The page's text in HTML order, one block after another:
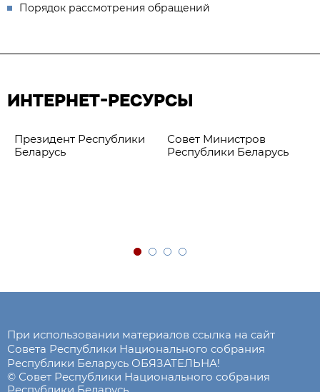
Порядок рассмотрения обращений
ИНТЕРНЕТ-РЕСУРСЫ
Президент Республики
Беларусь
Совет Министров
Республики Беларусь
При использовании материалов ссылка на сайт
Совета Республики Национального собрания
Республики Беларусь ОБЯЗАТЕЛЬНА!
© Совет Республики Национального собрания